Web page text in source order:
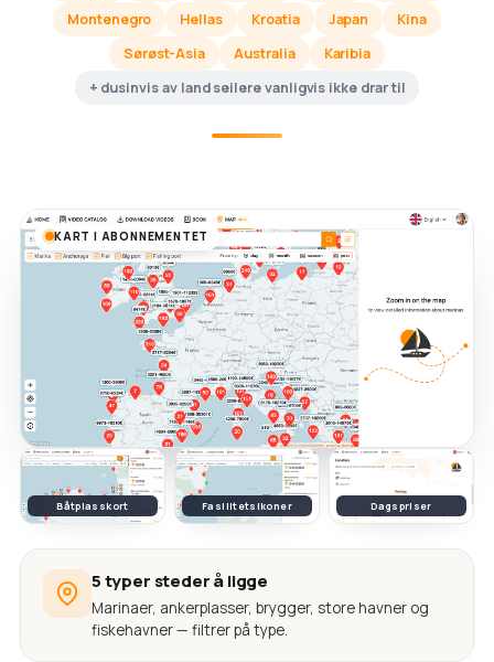
Montenegro
Hellas Kroatia Japan
Kina
Sørøst-Asia
Australia
Karibia
+ dusinvis av land seilere vanligvis ikke drar til
KART I ABONNEMENTET
Båtplasskort Fasilitetsikoner Dagspriser
5 typer steder å ligge
Marinaer, ankerplasser, brygger, store havner og
fiskehavner — filtrer på type.